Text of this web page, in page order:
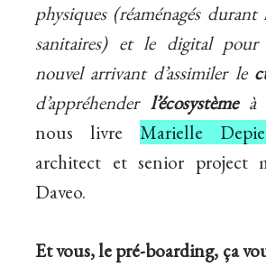
physiques (réaménagés
sanitaires) et le digital pour
nouvel arrivant d’assimiler le
d’appréhender l’écosystèmeà
nous livre Marielle
architect et senior project
Daveo.
Et vous, le pré-boarding, ça